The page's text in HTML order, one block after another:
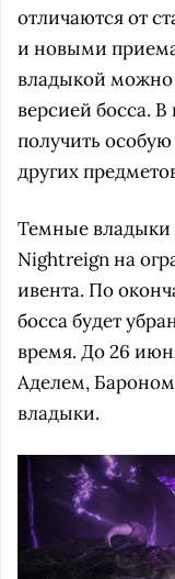
отличаются от
и новыми
владыкой можно
версией босса. В
получить
других
Темные владыки
Nightreign на
ивента. По
босса будет
время. До 26
Аделем,
владыки.